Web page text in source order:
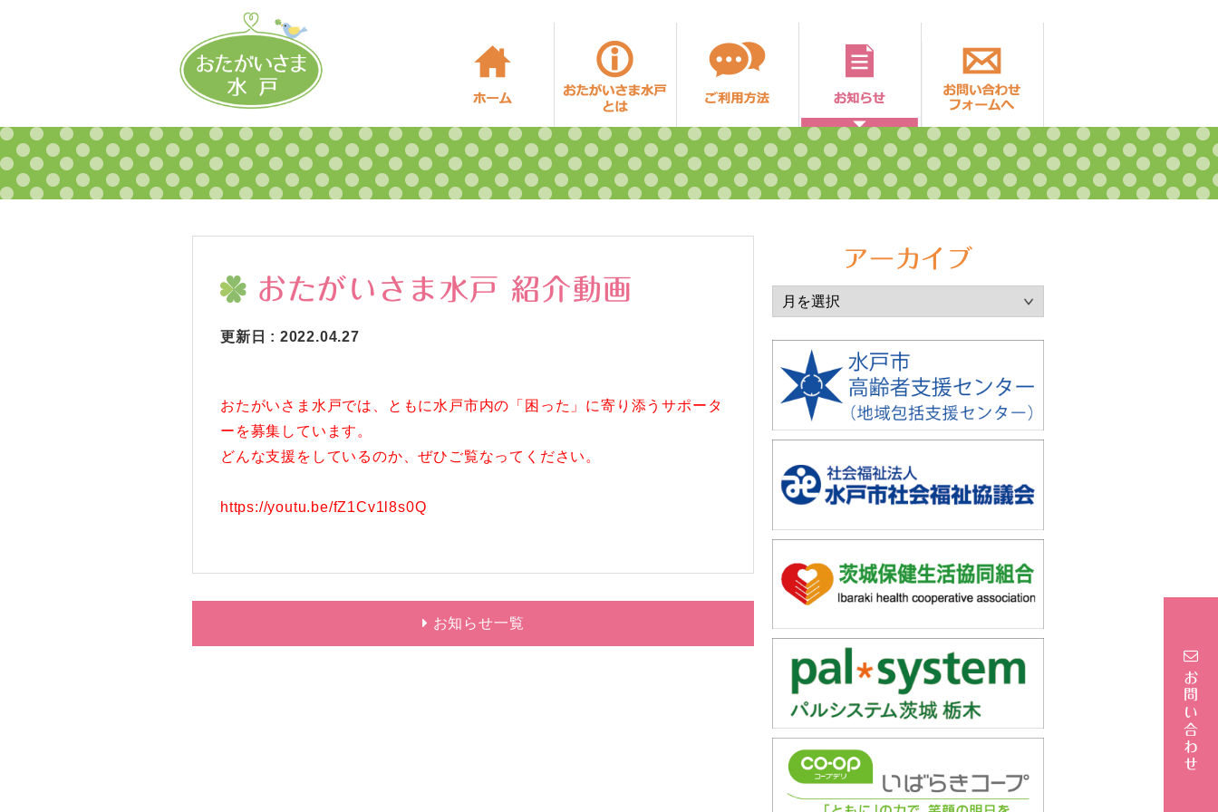
ホーム おたがいさま水戸とはご利用方法 お知らせ
お問い合わせ
おたがいさま水戸 紹介動画
更新日 : 2022.04.27
おたがいさま水戸では、ともに水戸市内の「困った」に寄り添うサポータ
ーを募集しています。
どんな支援をしているのか、ぜひご覧なってください。
https://youtu.be/fZ1Cv1l8s0Q
お知らせ一覧
アーカイブ